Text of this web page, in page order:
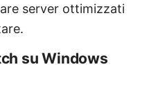
server ottimizzati
su Windows